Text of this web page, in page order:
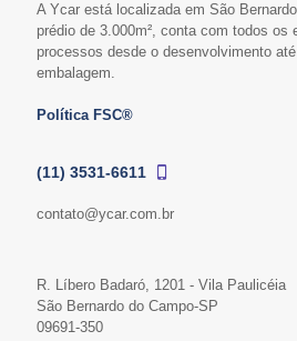
A Ycar está localizada em São
prédio de 3.000m², conta com todos os
processos desde o desenvolvimento
embalagem.
Política FSC®
(11) 3531-6611
contato@ycar.com.br
R. Líbero Badaró, 1201 - Vila Paulicéia
São Bernardo do Campo-SP
09691-350